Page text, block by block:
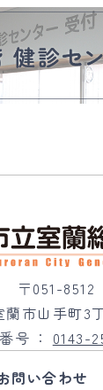
〒051-8512
蘭市山手町3
号
0143-
問い合わせ